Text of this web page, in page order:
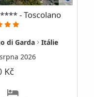
- Toscolano
di Garda
Itálie
2026
Kč